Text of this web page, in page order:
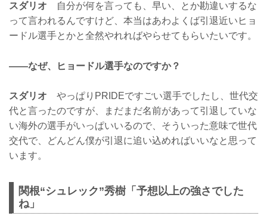
スダリオ 自分が何を言っても、早い、とか勘違いするな
って言われるんですけど、本当はあわよくば引退近いヒョ
ードル選手とかと全然やれればやらせてもらいたいです。
——なぜ、ヒョードル選手なのですか？
スダリオ やっぱりPRIDEですごい選手でしたし、世代交
代と言ったのですが、まだまだ名前があって引退していな
い海外の選手がいっぱいいるので、そういった意味で世代
交代で、どんどん僕が引退に追い込めればいいなと思って
います。
関根“シュレック”秀樹「予想以上の強さでした
ね」